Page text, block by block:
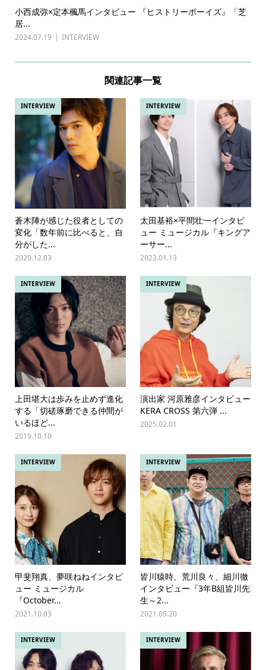
小西成弥×定本楓馬インタビュー 『ヒストリーボーイズ』「芝
居...
2024.07.19 INTERVIEW
関連記事一覧
INTERVIEW
蒼木陣が感じた役者としての
変化「数年前に比べると、自
分がした...
2020.12.03
INTERVIEW
太田基裕×平間壮一インタビ
ュー ミュージカル『キングア
ーサー...
2023.01.13
INTERVIEW
上田堪大は歩みを止めず進化
する「切磋琢磨できる仲間が
いるほど...
2019.10.10
INTERVIEW
演出家 河原雅彦インタビュー
KERA CROSS 第六弾 ...
2025.02.01
INTERVIEW
甲斐翔真、夢咲ねねインタビ
ュー ミュージカル
『October...
2021.10.03
INTERVIEW
皆川猿時、荒川良々、細川徹
インタビュー『3年B組皆川先
生～2...
2021.05.20
INTERVIEW INTERVIEW